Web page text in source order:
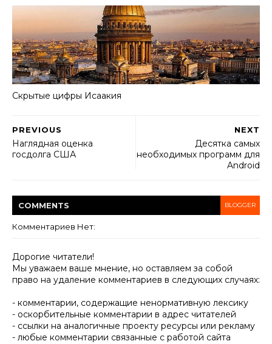
Скрытые цифры Исаакия
NEXT
Десятка самых
необходимых программ для
Android
PREVIOUS
Наглядная оценка
госдолга США
COMMENTS BLOGGER
Комментариев Нет:
Дорогие читатели!
Мы уважаем ваше мнение, но оставляем за собой
право на удаление комментариев в следующих случаях:
- комментарии, содержащие ненормативную лексику
- оскорбительные комментарии в адрес читателей
- ссылки на аналогичные проекту ресурсы или рекламу
- любые комментарии связанные с работой сайта